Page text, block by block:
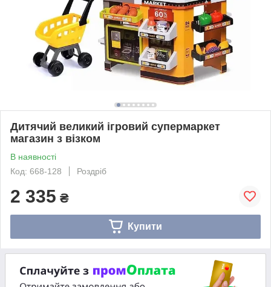
Дитячий великий ігровий супермаркет
магазин з візком
В наявності
Код: 668-128
Роздріб
2 335 ₴
Купити